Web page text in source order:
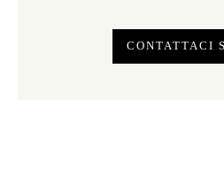
CONTATTACI